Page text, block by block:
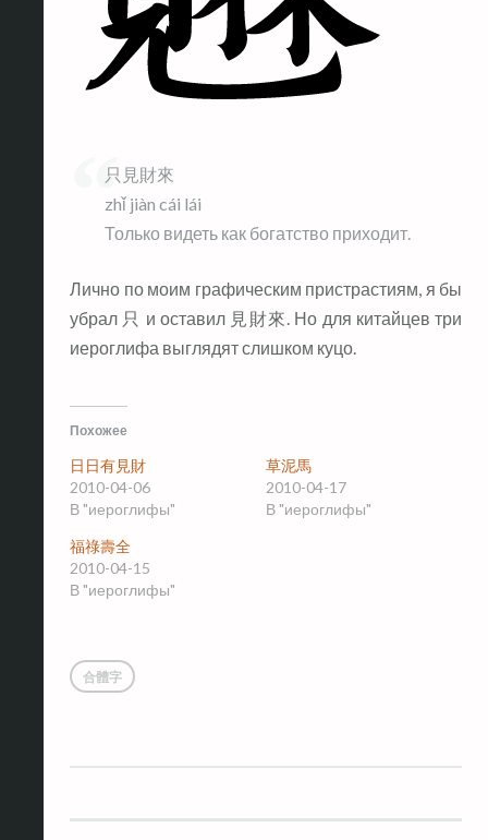
只見財來
zhǐ jiàn cái lái
Только видеть как богатство приходит.
Лично по моим графическим пристрастиям, я бы
убрал 只 и оставил 見財來. Но для китайцев три
иероглифа выглядят слишком куцо.
Похожее
日日有見財
2010-04-06
В "иероглифы"
草泥馬
2010-04-17
В "иероглифы"
福祿壽全
2010-04-15
В "иероглифы"
合體字